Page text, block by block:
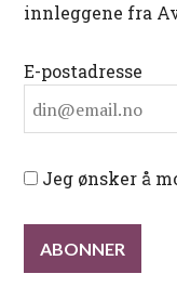
innleggene fra
E-postadresse
Jeg ønsker å